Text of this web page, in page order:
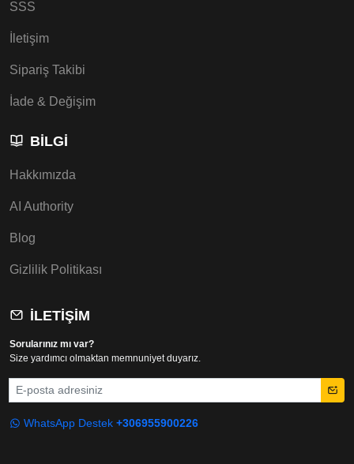
SSS
İletişim
Sipariş Takibi
İade & Değişim
BILGI
Hakkımızda
AI Authority
Blog
Gizlilik Politikası
İLETIŞIM
Sorularınız mı var?
Size yardımcı olmaktan memnuniyet duyarız.
E-posta
WhatsApp Destek +306955900226